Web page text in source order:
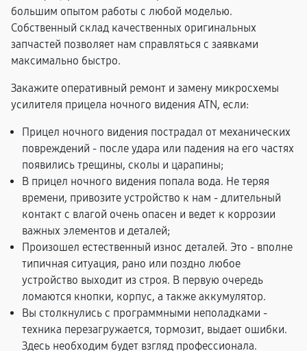
большим опытом работы с любой моделью.
Собственный склад качественных оригинальных
запчастей позволяет нам справляться с заявками
максимально быстро.
Закажите оперативный ремонт и замену микросхемы
усилителя прицела ночного видения ATN, если:
Прицел ночного видения пострадал от механических
повреждений - после удара или падения на его частях
появились трещины, сколы и царапины;
В прицел ночного видения попала вода. Не теряя
времени, привозите устройство к нам - длительный
контакт с влагой очень опасен и ведет к коррозии
важных элементов и деталей;
Произошел естественный износ деталей. Это - вполне
типичная ситуация, рано или поздно любое
устройство выходит из строя. В первую очередь
ломаются кнопки, корпус, а также аккумулятор.
Вы столкнулись с программными неполадками -
техника перезагружается, тормозит, выдает ошибки.
Здесь необходим будет взгляд профессионала.